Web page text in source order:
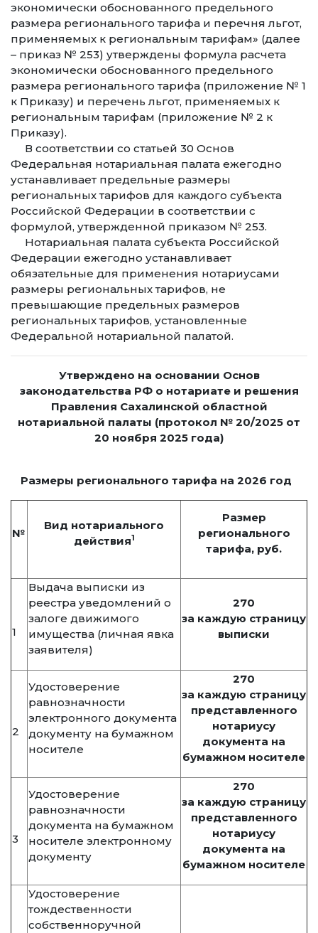
экономически обоснованного предельного
размера регионального тарифа и перечня льгот,
применяемых к региональным тарифам» (далее
– приказ № 253) утверждены формула расчета
экономически обоснованного предельного
размера регионального тарифа (приложение № 1
к Приказу) и перечень льгот, применяемых к
региональным тарифам (приложение № 2 к
Приказу).
В соответствии со статьей 30 Основ
Федеральная нотариальная палата ежегодно
устанавливает предельные размеры
региональных тарифов для каждого субъекта
Российской Федерации в соответствии с
формулой, утвержденной приказом № 253.
Нотариальная палата субъекта Российской
Федерации ежегодно устанавливает
обязательные для применения нотариусами
размеры региональных тарифов, не
превышающие предельных размеров
региональных тарифов, установленные
Федеральной нотариальной палатой.
Утверждено на основании Основ
законодательства РФ о нотариате и решения
Правления Сахалинской областной
нотариальной палаты (протокол № 20/2025 от
20 ноября 2025 года)
Размеры регионального тарифа на 2026 год
№
Вид нотариального
действия1
Размер
регионального
тарифа, руб.
1
Выдача выписки из
реестра уведомлений о
залоге движимого
имущества (личная явка
заявителя)
270
за каждую страницу
выписки
2
Удостоверение
равнозначности
электронного документа
документу на бумажном
носителе
270
за каждую страницу
представленного
нотариусу
документа на
бумажном носителе
3
Удостоверение
равнозначности
документа на бумажном
носителе электронному
документу
270
за каждую страницу
представленного
нотариусу
документа на
бумажном носителе
Удостоверение
тождественности
собственноручной